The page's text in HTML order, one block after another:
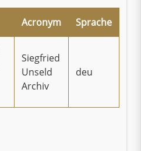
Acronym Sprache
Siegfried
Unseld
Archiv
deu